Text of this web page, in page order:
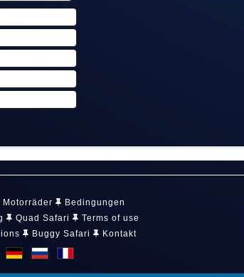
Motorräder
Bedingungen
Quad Safari
Terms of use
Buggy Safari Kontakt